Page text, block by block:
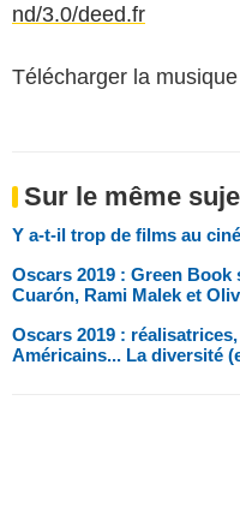
nd/3.0/deed.fr
Télécharger la
Sur le même
Y a-t-il trop de films au
Oscars 2019 : Green
Cuarón, Rami Malek et
Oscars 2019 :
Américains... La diversité